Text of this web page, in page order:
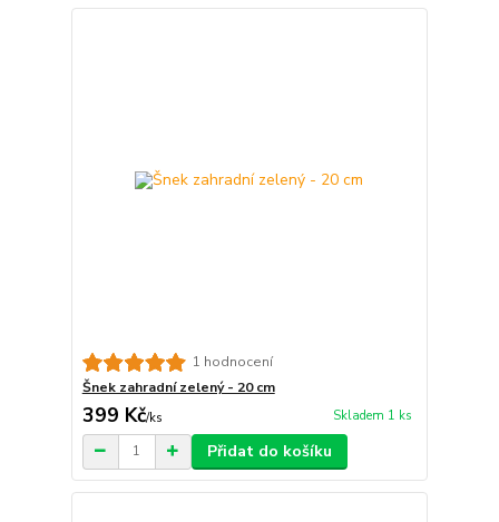
1 hodnocení
Šnek zahradní zelený - 20 cm
399 Kč/ks Skladem 1 ks
Přidat do košíku